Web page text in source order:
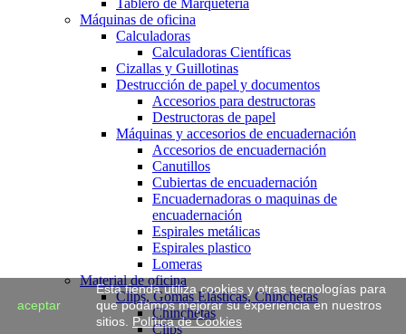
Tablero de Marqueteria
Máquinas de oficina
Calculadoras
Calculadoras Científicas
Cizallas y Guillotinas
Destrucción de papel y documentos
Accesorios para destructoras
Destructoras de papel
Máquinas y accesorios de encuadernación
Accesorios de encuadernación
Canutillos
Cubiertas de encuadernación
Encuadernadoras o maquinas de
encuadernación
Espirales metálicas
Espirales plastico
Lomeras
Material de oficina
Clips, Gomas Elásticas, Chinchetas
Chinchetas
Clips
aceptar
Esta tienda utiliza cookies y otras tecnologías para
que podamos mejorar su experiencia en nuestros
sitios. Política de Cookies